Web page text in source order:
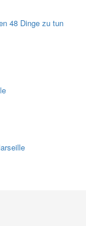
48 Dinge zu tun